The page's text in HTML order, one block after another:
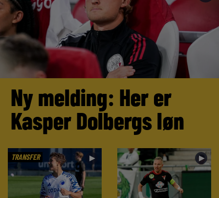
Ny melding: Her er
Kasper Dolbergs løn
TRANSFER ► ►